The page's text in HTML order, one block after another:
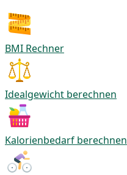
BMI Rechner
Idealgewicht berechnen
Kalorienbedarf berechnen